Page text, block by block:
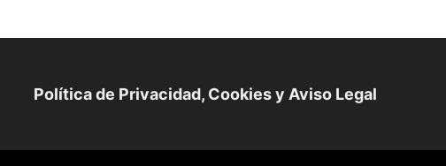
Política de Privacidad, Cookies y Aviso Legal